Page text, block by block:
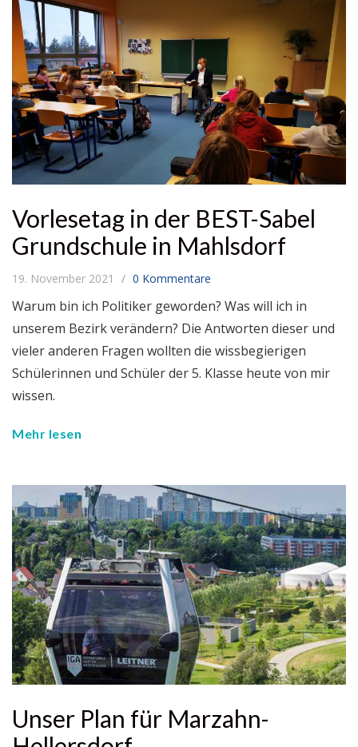
Vorlesetag in der BEST-Sabel
Grundschule in Mahlsdorf
19. November 2021 0 Kommentare
Warum bin ich Politiker geworden? Was will ich in
unserem Bezirk verändern? Die Antworten dieser und
vieler anderen Fragen wollten die wissbegierigen
Schülerinnen und Schüler der 5. Klasse heute von mir
wissen.
Mehr lesen
Unser Plan für Marzahn-